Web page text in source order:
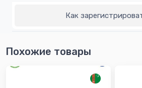
Как
Похожие товары